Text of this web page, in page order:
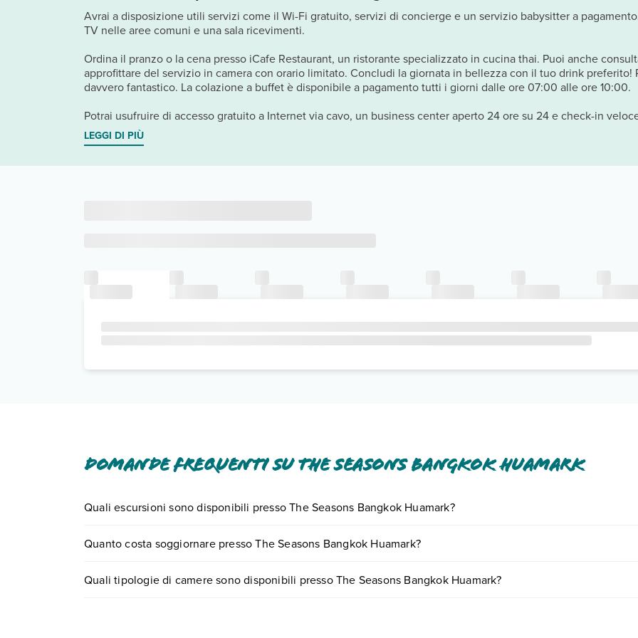
Avrai a disposizione utili servizi come il Wi-Fi gratuito, servizi di concierge e un servizio babysitter a
TV nelle aree comuni e una sala ricevimenti.
Ordina il pranzo o la cena presso iCafe Restaurant, un ristorante specializzato in cucina thai. Puoi anche
approfittare del servizio in camera con orario limitato. Concludi la giornata in bellezza con il tuo drink preferito!
davvero fantastico. La colazione a buffet è disponibile a pagamento tutti i giorni dalle ore 07:00 alle ore 10:00.
Potrai usufruire di accesso gratuito a Internet via cavo, un business center aperto 24 ore su 24 e check-in
LEGGI DI PIÙ
Domande frequenti su The Seasons Bangkok Huamark
Quali escursioni sono disponibili presso The Seasons Bangkok Huamark?
il numero 0721.17231 oprenotando un appuntamento.
Quanto costa soggiornare presso The Seasons Bangkok Huamark?
ricerca e scegli quando partire.
Quali tipologie di camere sono disponibili presso The Seasons Bangkok Huamark?